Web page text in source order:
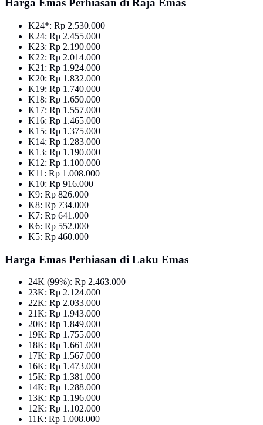
Harga Emas Perhiasan di Raja Emas
K24*: Rp 2.530.000
K24: Rp 2.455.000
K23: Rp 2.190.000
K22: Rp 2.014.000
K21: Rp 1.924.000
K20: Rp 1.832.000
K19: Rp 1.740.000
K18: Rp 1.650.000
K17: Rp 1.557.000
K16: Rp 1.465.000
K15: Rp 1.375.000
K14: Rp 1.283.000
K13: Rp 1.190.000
K12: Rp 1.100.000
K11: Rp 1.008.000
K10: Rp 916.000
K9: Rp 826.000
K8: Rp 734.000
K7: Rp 641.000
K6: Rp 552.000
K5: Rp 460.000
Harga Emas Perhiasan di Laku Emas
24K (99%): Rp 2.463.000
23K: Rp 2.124.000
22K: Rp 2.033.000
21K: Rp 1.943.000
20K: Rp 1.849.000
19K: Rp 1.755.000
18K: Rp 1.661.000
17K: Rp 1.567.000
16K: Rp 1.473.000
15K: Rp 1.381.000
14K: Rp 1.288.000
13K: Rp 1.196.000
12K: Rp 1.102.000
11K: Rp 1.008.000